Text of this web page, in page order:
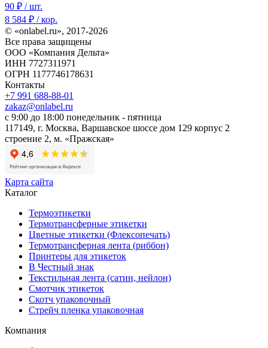
90 ₽ / шт.
8 584 ₽ / кор.
© «onlabel.ru», 2017-2026
Все права защищены
ООО «Компания Дельта»
ИНН 7727311971
ОГРН 1177746178631
Контакты
+7 991 688-88-01
zakaz@onlabel.ru
с 9:00 до 18:00 понедельник - пятница
117149, г. Москва, Варшавское шоссе дом 129 корпус 2
строение 2, м. «Пражская»
Карта сайта
Каталог
Термоэтикетки
Термотрансферные этикетки
Цветные этикетки (Флексопечать)
Термотрансферная лента (риббон)
Принтеры для этикеток
В Честный знак
Текстильная лента (сатин, нейлон)
Смотчик этикеток
Скотч упаковочный
Стрейч пленка упаковочная
Компания